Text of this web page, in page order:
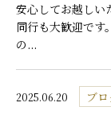
安心してお越しい
同行も大歓迎です
の...
2025.06.20 ブ